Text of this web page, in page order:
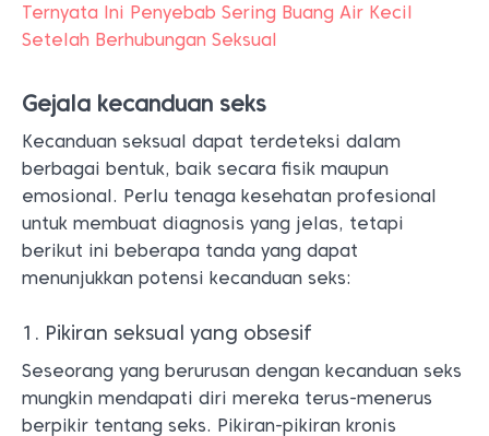
Ternyata Ini Penyebab Sering Buang Air Kecil
Setelah Berhubungan Seksual
Gejala kecanduan seks
Kecanduan seksual dapat terdeteksi dalam
berbagai bentuk, baik secara fisik maupun
emosional. Perlu tenaga kesehatan profesional
untuk membuat diagnosis yang jelas, tetapi
berikut ini beberapa tanda yang dapat
menunjukkan potensi kecanduan seks:
1. Pikiran seksual yang obsesif
Seseorang yang berurusan dengan kecanduan seks
mungkin mendapati diri mereka terus-menerus
berpikir tentang seks. Pikiran-pikiran kronis